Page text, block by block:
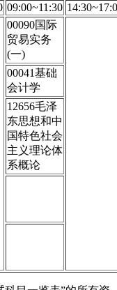
09:00~11:30
00090国际
贸易实务
(一)
00041基础
会计学
12656毛泽
东思想和中
国特色社会
主义理论体
系概论